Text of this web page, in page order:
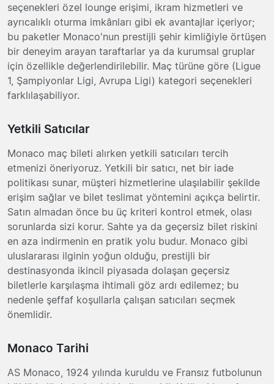
seçenekleri özel lounge erişimi, ikram hizmetleri ve
ayrıcalıklı oturma imkânları gibi ek avantajlar içeriyor;
bu paketler Monaco'nun prestijli şehir kimliğiyle örtüşen
bir deneyim arayan taraftarlar ya da kurumsal gruplar
için özellikle değerlendirilebilir. Maç türüne göre (Ligue
1, Şampiyonlar Ligi, Avrupa Ligi) kategori seçenekleri
farklılaşabiliyor.
Yetkili Satıcılar
Monaco maç bileti alırken yetkili satıcıları tercih
etmenizi öneriyoruz. Yetkili bir satıcı, net bir iade
politikası sunar, müşteri hizmetlerine ulaşılabilir şekilde
erişim sağlar ve bilet teslimat yöntemini açıkça belirtir.
Satın almadan önce bu üç kriteri kontrol etmek, olası
sorunlarda sizi korur. Sahte ya da geçersiz bilet riskini
en aza indirmenin en pratik yolu budur. Monaco gibi
uluslararası ilginin yoğun olduğu, prestijli bir
destinasyonda ikincil piyasada dolaşan geçersiz
biletlerle karşılaşma ihtimali göz ardı edilemez; bu
nedenle şeffaf koşullarla çalışan satıcıları seçmek
önemlidir.
Monaco Tarihi
AS Monaco, 1924 yılında kuruldu ve Fransız futbolunun